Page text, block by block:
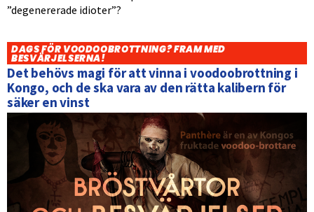
”degenererade idioter”?
DAGS FÖR VOODOOBROTTNING? FRAM MED
BESVÄRJELSERNA!
Det behövs magi för att vinna i voodoobrottning i
Kongo, och de ska vara av den rätta kalibern för
säker en vinst